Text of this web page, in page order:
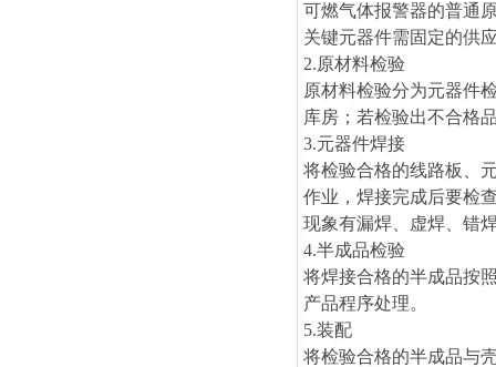
可燃气体报警器的普通
关键元器件需固定的供
2.原材料检验
原材料检验分为元器件
库房；若检验出不合格
3.元器件焊接
将检验合格的线路板、
作业，焊接完成后要检
现象有漏焊、虚焊、错
4.半成品检验
将焊接合格的半成品按
产品程序处理。
5.装配
将检验合格的半成品与